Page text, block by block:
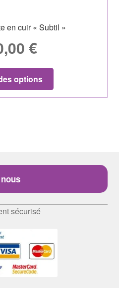
en cuir « Subtil »
€
options
sécurisé